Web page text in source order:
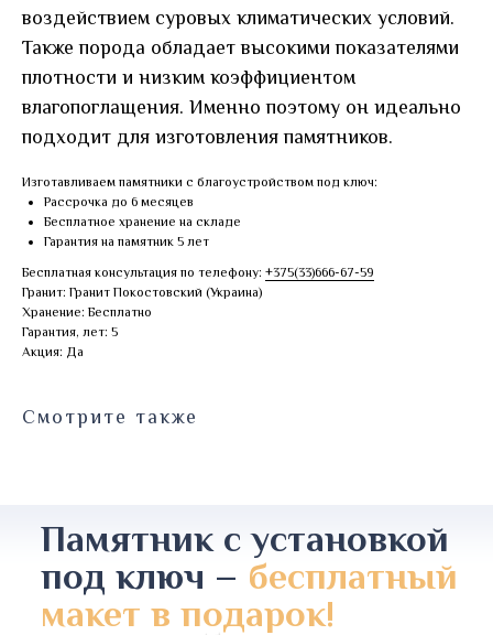
воздействием суровых климатических условий.
Также порода обладает высокими показателями
плотности и низким коэффициентом
влагопоглащения. Именно поэтому он идеально
подходит для изготовления памятников.
Изготавливаем памятники с благоустройством под ключ:
Рассрочка до 6 месяцев
Бесплатное хранение на складе
Гарантия на памятник 5 лет
Бесплатная консультация по телефону: +375(33)666-67-59
Гранит: Гранит Покостовский (Украина)
Хранение: Бесплатно
Гарантия, лет: 5
Акция: Да
Смотрите также
Памятник с установкой
под ключ – бесплатный
макет в подарок!